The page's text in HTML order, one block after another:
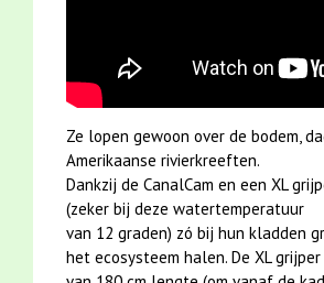
Ze lopen gewoon over de bodem,
Amerikaanse rivierkreeften.
Dankzij de CanalCam en een XL
(zeker bij deze watertemperatuur
van 12 graden) zó bij hun kladden
het ecosysteem halen. De XL grijper